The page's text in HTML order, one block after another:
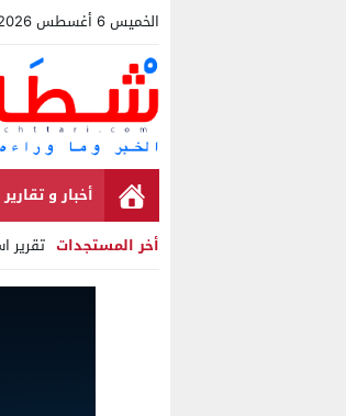
الخميس 6 أغسطس 2026 - 21:37 مساءً
أخبار و تقارير
أخر المستجدات تقرير
Stop